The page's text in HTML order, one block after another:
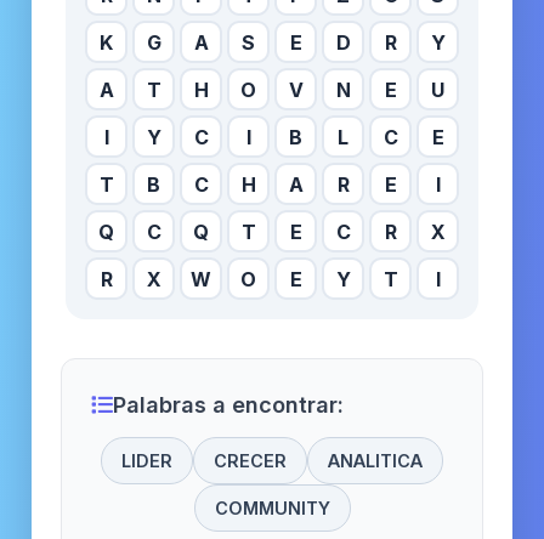
K
G A S E D R
Y
A
T H O V N E
U
I
Y C I B L C
E
T
B C H A R E
I
Q
C Q T E C R
X
R
X W O E Y T I
Palabras a encontrar:
LIDER CRECER ANALITICA
COMMUNITY